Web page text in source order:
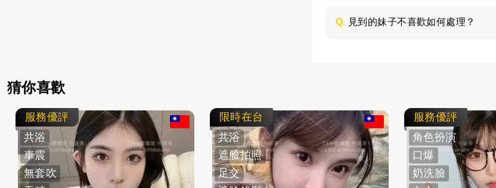
Q. 見到的妹子不喜歡如何處理？
猜你喜歡
服務優評
共浴
車震
無套吹
限時在台
共浴
遮臉拍照
足交
服務優評
角色扮演
口爆
奶洗臉